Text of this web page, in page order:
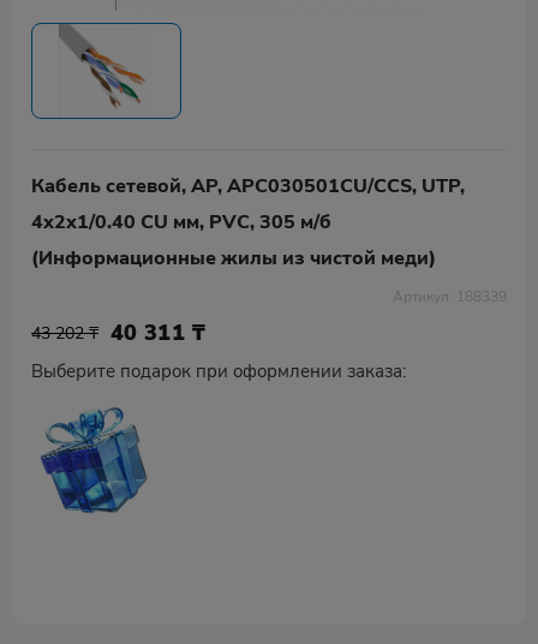
Кабель сетевой, AP, APC030501CU/CCS, UTP,
4x2x1/0.40 CU мм, PVC, 305 м/б
(Информационные жилы из чистой меди)
Артикул: 188339
43 202 ₸ 40 311 ₸
Выберите подарок при оформлении заказа: